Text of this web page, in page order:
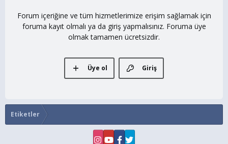
Forum içeriğine ve tüm hizmetlerimize erişim sağlamak için
foruma kayıt olmalı ya da giriş yapmalısınız. Foruma üye
olmak tamamen ücretsizdir.
Giriş
Üye ol
Etiketler